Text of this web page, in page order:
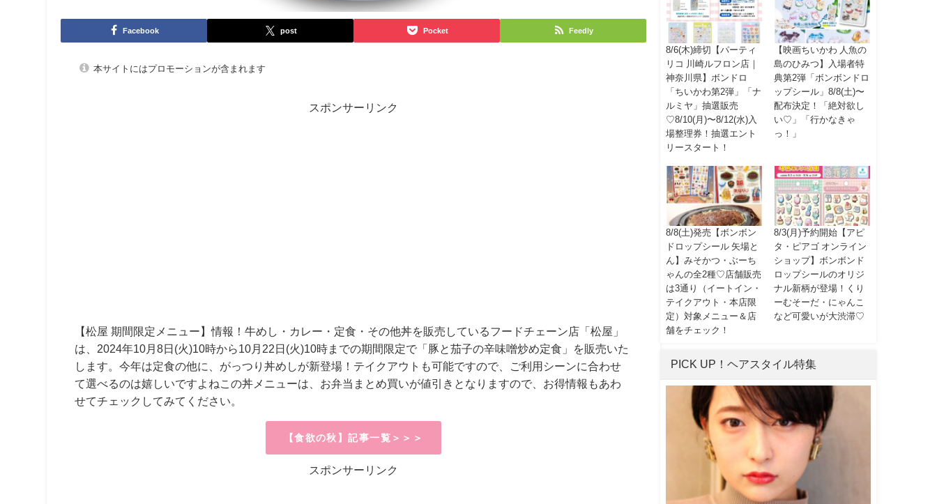
Facebook post Pocket Feedly
本サイトにはプロモーションが含まれます
スポンサーリンク
【松屋 期間限定メニュー】情報！牛めし・カレー・定食・その他丼を販売しているフードチェーン店「松屋」
は、 2024年10月8日(火)10時から10月22日(火)10時までの期間限定で「豚と茄子の辛味噌炒め定食」
を販売いた
します。今年は定食の他に、がっつり丼めしが新登場！テイクアウトも可能ですので、ご利用シーンに合わせ
て選べるのは嬉しいですよねこの丼メニューは、お弁当まとめ買いが値引きとなりますので、お得情報もあわ
せてチェックしてみてください。
【食欲の秋】記事一覧＞＞＞
スポンサーリンク
8/6(木)締切【パーティ
リコ 川崎ルフロン店｜
神奈川県】ボンドロ
「ちいかわ第2弾」「ナ
ルミヤ」抽選販売
♡8/10(月)〜8/12(水)入
場整理券！抽選エント
リースタート！
【映画ちいかわ 人魚の
島のひみつ】入場者特
典第2弾「ボンボンドロ
ップシール」8/8(土)〜
配布決定！「絶対欲し
い♡」「行かなきゃ
っ！」
8/8(土)発売【ボンボン
ドロップシール 矢場と
ん】みそかつ・ぶーち
ゃんの全2種♡店舗販売
は3通り（イートイン・
テイクアウト・本店限
定）対象メニュー＆店
舗をチェック！
8/3(月)予約開始【アピ
タ・ピアゴ オンライン
ショップ】ボンボンド
ロップシールのオリジ
ナル新柄が登場！くり
ーむそーだ・にゃんこ
など可愛いが大渋滞♡
PICK UP！ヘアスタイル特集